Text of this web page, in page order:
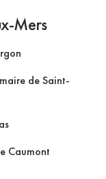
Mers
de Saint-
Caumont